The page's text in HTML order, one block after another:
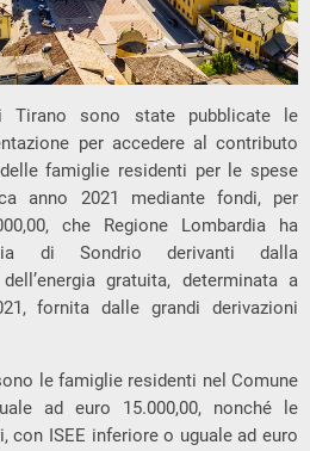
sono state pubblicate le
per accedere al contributo
famiglie residenti per le spese
anno 2021 mediante fondi, per
che Regione Lombardia ha
di Sondrio derivanti dalla
gratuita, determinata a
fornita dalle grandi derivazioni
le famiglie residenti nel Comune
ad euro 15.000,00, nonché le
con ISEE inferiore o uguale ad euro